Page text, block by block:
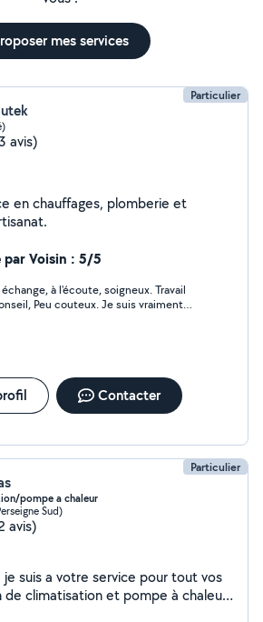
mes services
Particulier
avis)
en chauffages, plomberie et
par Voisin : 5/5
à l'écoute, soigneux. Travail
Peu couteux. Je suis vraiment
Contacter
Particulier
pompe a chaleur
Sud)
avis)
je suis a votre service pour tout vos
climatisation et pompe à chaleur,